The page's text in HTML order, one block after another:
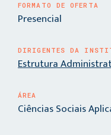
FORMATO DE OFERTA
Presencial
DIRIGENTES DA
Estrutura
ÁREA
Ciências Sociais